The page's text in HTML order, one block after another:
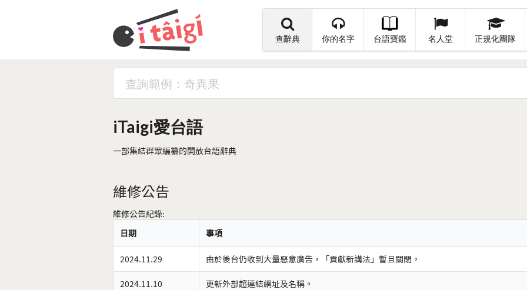
查辭典 你的名字 台語寶鑑 名人堂 正規化團隊
iTaigi愛台語
一部集結群眾編纂的開放台語辭典
維修公告
維修公告紀錄:
日期
事項
2024.11.29 由於後台仍收到大量惡意廣告，「貢獻新講法」暫且關閉。
2024.11.10 更新外部超連結網址及名稱。